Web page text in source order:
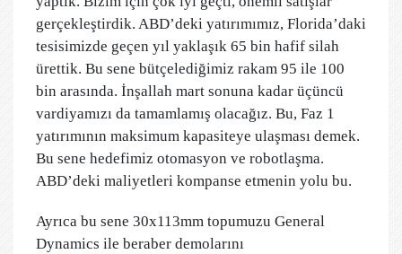
gerçekleştirdik. ABD’deki yatırımımız, Florida’daki
tesisimizde geçen yıl yaklaşık 65 bin hafif silah
ürettik. Bu sene bütçelediğimiz rakam 95 ile 100
bin arasında. İnşallah mart sonuna kadar üçüncü
vardiyamızı da tamamlamış olacağız. Bu, Faz 1
yatırımının maksimum kapasiteye ulaşması demek.
Bu sene hedefimiz otomasyon ve robotlaşma.
ABD’deki maliyetleri kompanse etmenin yolu bu.
Ayrıca bu sene 30x113mm topumuzu General
Dynamics ile beraber demolarını